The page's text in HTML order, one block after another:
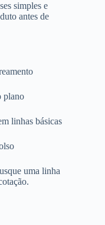
simples e
antes de
plano
linhas básicas
uma linha